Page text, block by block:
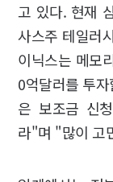
고 있다. 현재
사스주 테일러
이닉스는 메모
0억달러를 투
은 보조금 신
라"며 "많이 고